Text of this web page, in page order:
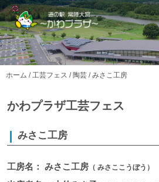
Skip
to
content
ホーム / 工芸フェス /陶芸 /みさこ工房
かわプラザ工芸フェス
みさこ工房
工房名： みさこ工房 （ みさここうぼう）